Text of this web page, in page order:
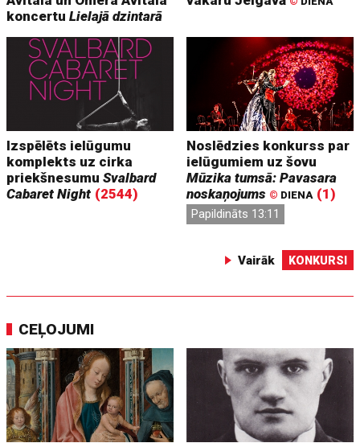
koncertuLielajā dzintarā
Izspēlēts ielūgumu
komplekts uz cirka
priekšnesumuSvalbard
Cabaret Night (2544)
Noslēdzies konkurss par
ielūgumiem uz šovu
Mūzika tumsā: Pavasara
noskaņojums © DIENA (1)
Papildināts 13:11
Vairāk KONKURSI
CEĻOJUMI